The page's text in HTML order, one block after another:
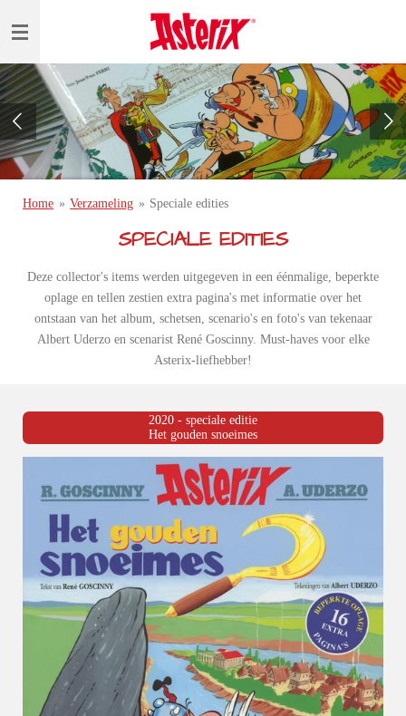
direct
de
hoofdinhoud
Home » Verzameling » Speciale edities
SPECIALE EDITIES
Deze collector's items werden uitgegeven in een éénmalige, beperkte
oplage en tellen zestien extra pagina's met informatie over het
ontstaan van het album, schetsen, scenario's en foto's van tekenaar
Albert Uderzo en scenarist René Goscinny. Must-haves voor elke
Asterix-liefhebber!
2020 - speciale editie
Het gouden snoeimes